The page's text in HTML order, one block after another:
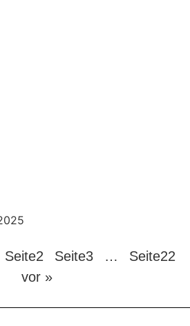
Seite2 Seite3 … Seite22
vor »